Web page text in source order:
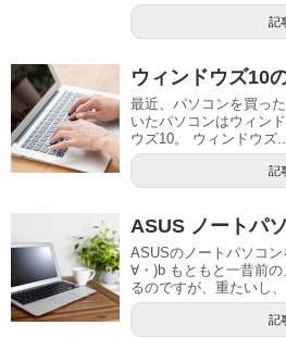
記
ウィンドウズ10
最近、パソコンを買っ
いたパソコンはウィン
ウズ10。 ウィンドウズ
記
ASUS ノートパ
ASUSのノートパソコン
∀・)b もともと一昔前
るのですが、重たいし
記